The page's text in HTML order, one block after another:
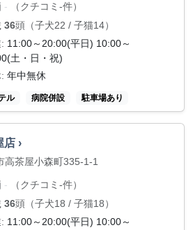
-
（クチコミ-件）
36頭（子犬22 / 子猫14）
11:00～20:00(平日) 10:00～
土・日・祝)
年中無休
ル 病院併設 駐車場あり
›
高茶屋小森町335-1-1
-
（クチコミ-件）
36頭（子犬18 / 子猫18）
11:00～20:00(平日) 10:00～